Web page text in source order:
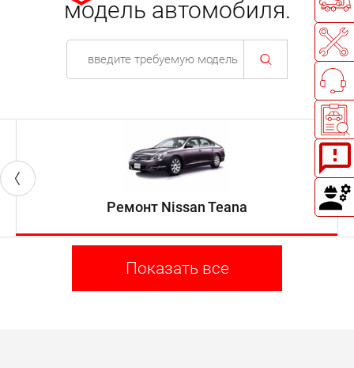
модель автомобиля.
Ремонт Nissan Teana
Показать все